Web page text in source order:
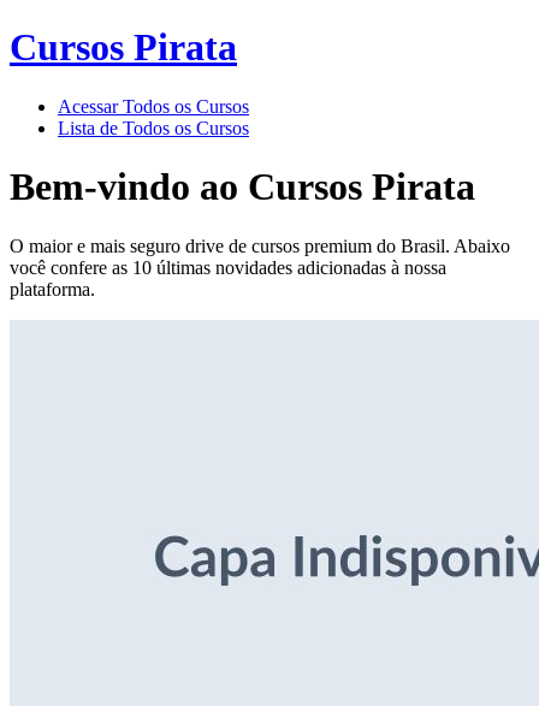
Cursos Pirata
Acessar Todos os Cursos
Lista de Todos os Cursos
Bem-vindo ao Cursos Pirata
O maior e mais seguro drive de cursos premium do Brasil. Abaixo
você confere as 10 últimas novidades adicionadas à nossa
plataforma.